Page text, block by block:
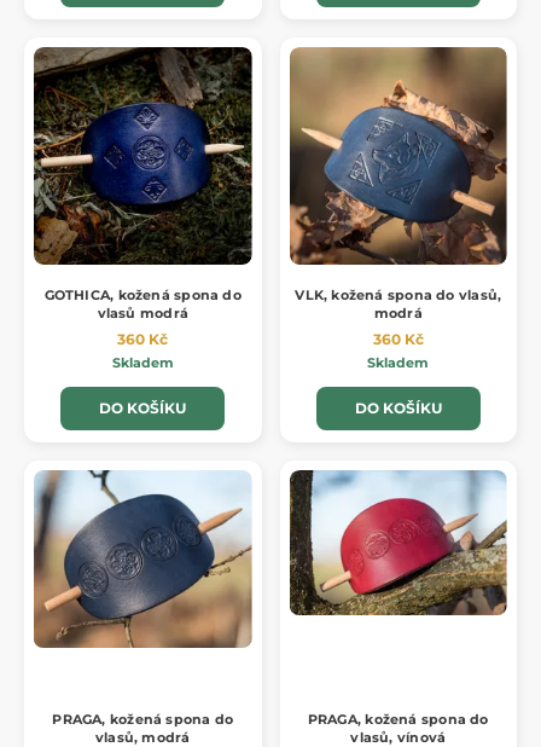
GOTHICA, kožená spona do
vlasů modrá
360 Kč
Skladem
DO KOŠÍKU
VLK, kožená spona do vlasů,
modrá
360 Kč
Skladem
DO KOŠÍKU
PRAGA, kožená spona do
vlasů, modrá
PRAGA, kožená spona do
vlasů, vínová